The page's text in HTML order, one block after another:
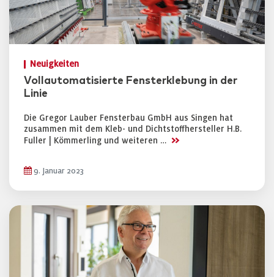
Neuigkeiten
Vollautomatisierte Fensterklebung in der
Linie
Die Gregor Lauber Fensterbau GmbH aus Singen hat
zusammen mit dem Kleb- und Dichtstoffhersteller H.B.
Fuller | Kömmerling und weiteren … >>
9. Januar 2023